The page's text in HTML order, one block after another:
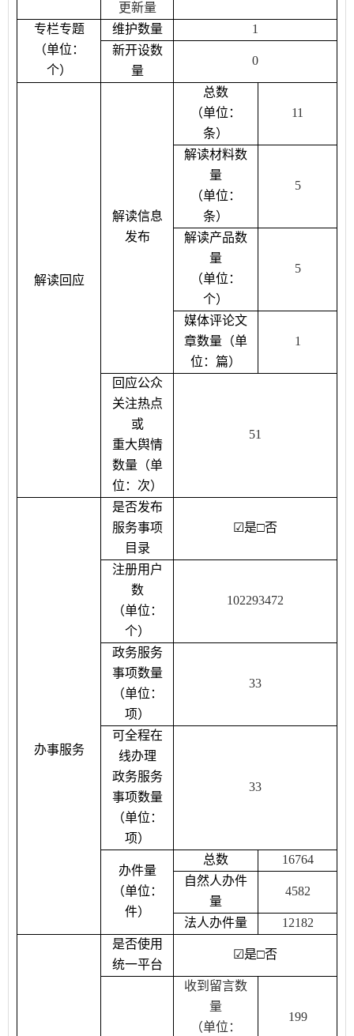
更新量
专栏专题
（单位：
个）
维护数量
1
新开设数
量
0
解读回应
解读信息
发布
总数
（单位：
条）
11
解读材料数
量
（单位：
条）
5
解读产品数
量
（单位：
个）
5
媒体评论文
章数量（单
位：篇）
1
回应公众
关注热点
或
重大舆情
数量（单
位：次）
51
办事服务
是否发布
服务事项
目录
☑是□否
注册用户
数
（单位：
个）
102293472
政务服务
事项数量
（单位：
项）
33
可全程在
线办理
政务服务
事项数量
（单位：
项）
33
办件量
（单位：
件）
总数
16764
自然人办件
量
4582
法人办件量
12182
是否使用
统一平台
☑是□否
收到留言数
量
（单位：
199